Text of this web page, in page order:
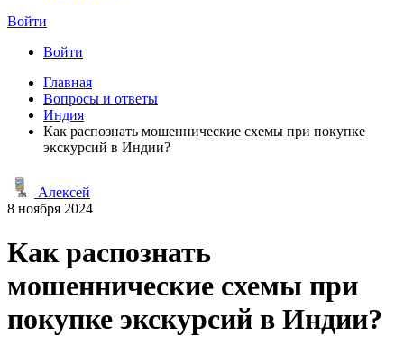
Войти
Войти
Главная
Вопросы и ответы
Индия
Как распознать мошеннические схемы при покупке
экскурсий в Индии?
Алексей
8 ноября 2024
Как распознать
мошеннические схемы при
покупке экскурсий в Индии?